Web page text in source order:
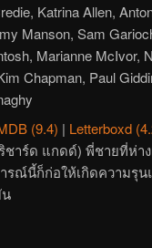
Katrina Allen,
Manson, Sam
Marianne McIvor,
Chapman, Paul
(9.4) | Letterboxd
ชาร์ด แกดด์) พี่ชายที่ห่า
รณ์นี้ก็ก่อให้เกิดความรุ